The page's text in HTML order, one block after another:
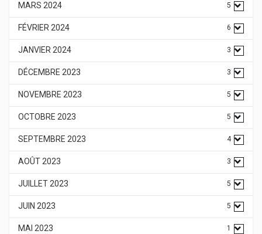
MARS 2024 5
FÉVRIER 2024 6
JANVIER 2024 3
DÉCEMBRE 2023 3
NOVEMBRE 2023 5
OCTOBRE 2023 5
SEPTEMBRE 2023 4
AOÛT 2023 3
JUILLET 2023 5
JUIN 2023 5
MAI 2023 1